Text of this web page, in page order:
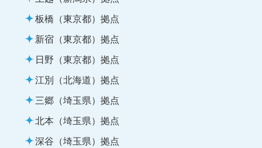
板橋（東京都）拠点
新宿（東京都）拠点
日野（東京都）拠点
江別（北海道）拠点
三郷（埼玉県）拠点
北本（埼玉県）拠点
深谷（埼玉県）拠点